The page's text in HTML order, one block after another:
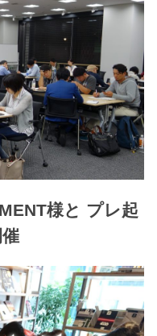
様と プレ起